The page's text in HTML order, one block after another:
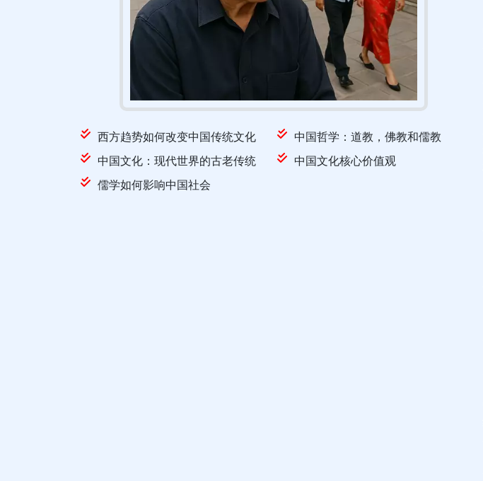
西方趋势如何改变中国传统文化
中国哲学：道教，佛教和儒教
中国文化：现代世界的古老传统
中国文化核心价值观
儒学如何影响中国社会